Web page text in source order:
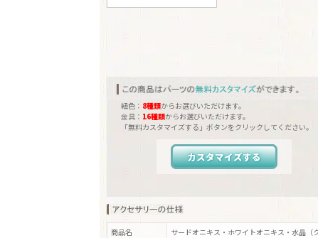
紐色： 8種類からお選びいただけます。
金具： 16種類からお選びいただけます。
「無料カスタマイズする」ボタンをクリックしてください。
カスタマイズする
商品名
サードオニキス・ホワイトオニキス・水晶